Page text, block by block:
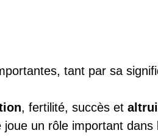
tant par sa
, fertilité, succès et
joue un rôle important